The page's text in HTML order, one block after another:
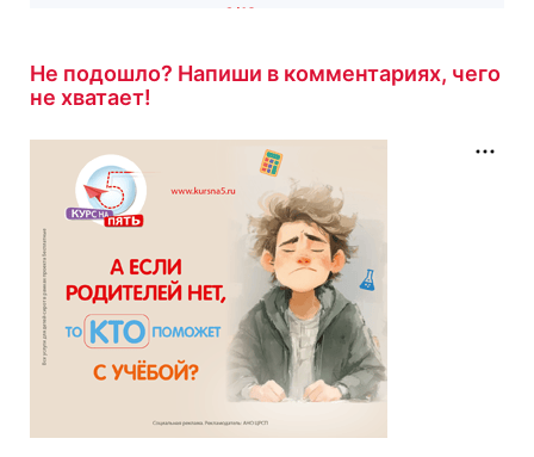
12/12
Не подошло? Напиши в комментариях, чего
не хватает!